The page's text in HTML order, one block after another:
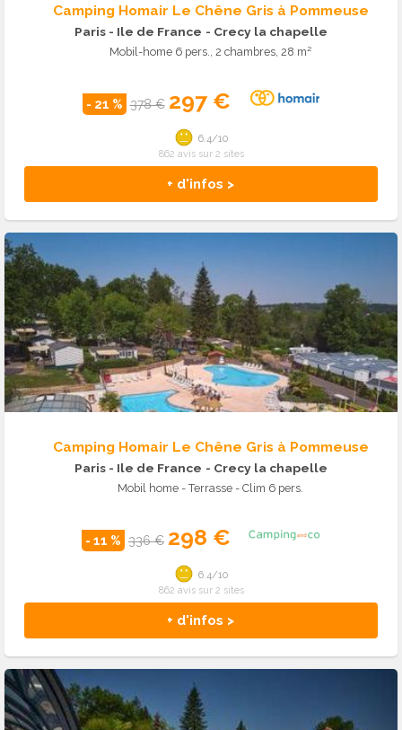
Camping Homair Le Chêne Gris à Pommeuse
Paris - Ile de France - Crecy la chapelle
Mobil-home 6 pers., 2 chambres, 28 m²
- 21 % 378 € 297 €
+ d'infos >
6.4/10
862 avis sur 2 sites
Camping Homair Le Chêne Gris à Pommeuse
Paris - Ile de France - Crecy la chapelle
Mobil home - Terrasse - Clim 6 pers.
- 11 % 336 € 298 €
+ d'infos >
6.4/10
862 avis sur 2 sites